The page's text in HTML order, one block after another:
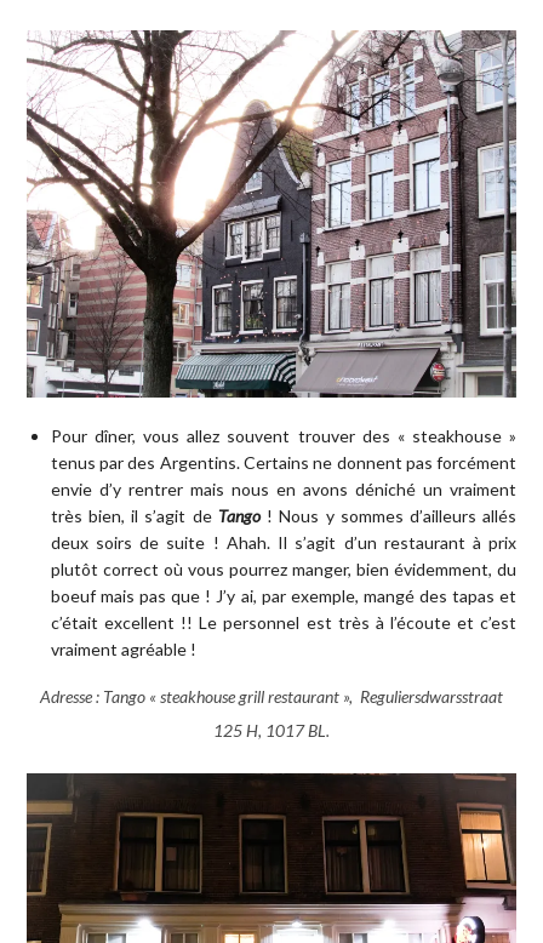
Pour dîner, vous allez souvent trouver des « steakhouse »
tenus par des Argentins. Certains ne donnent pas forcément
envie d’y rentrer mais nous en avons déniché un vraiment
très bien, il s’agit de Tango! Nous y sommes d’ailleurs allés
deux soirs de suite ! Ahah. Il s’agit d’un restaurant à prix
plutôt correct où vous pourrez manger, bien évidemment, du
boeuf mais pas que ! J’y ai, par exemple, mangé des tapas et
c’était excellent !! Le personnel est très à l’écoute et c’est
vraiment agréable !
Adresse : Tango « steakhouse grill restaurant », Reguliersdwarsstraat
125 H, 1017 BL.